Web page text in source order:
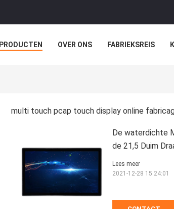
PRODUCTEN OVER ONS FABRIEKSREIS
multi touch pcap touch display online
De waterdichte
de 21,5 Duim
Lees meer
2021-12-28 15:24:01